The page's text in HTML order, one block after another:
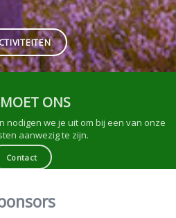
ONS
nodigen we je uit om bij een van onze
aanwezig te zijn.
Contact